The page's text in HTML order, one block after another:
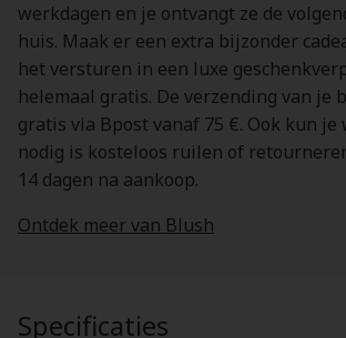
werkdagen en je ontvangt ze de
huis. Maak er een extra bijzonder
het versturen in een luxe
helemaal gratis. De verzending van je
gratis via Bpost vanaf 75 €. Ook kun
nodig is kosteloos ruilen of
14 dagen na aankoop.
Ontdek meer van Blush
Specificaties